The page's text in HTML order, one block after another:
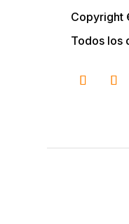
Copyright
Todos los